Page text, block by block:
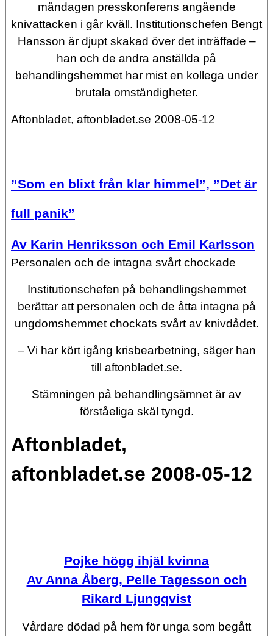
måndagen presskonferens angående
knivattacken i går kväll. Institutionschefen Bengt
Hansson är djupt skakad över det inträffade –
han och de andra anställda på
behandlingshemmet har mist en kollega under
brutala omständigheter.
Aftonbladet, aftonbladet.se 2008-05-12
”Som en blixt från klar himmel”, ”Det är
full panik”
Av Karin Henriksson och Emil Karlsson
Personalen och de intagna svårt chockade
Institutionschefen på behandlingshemmet
berättar att personalen och de åtta intagna på
ungdomshemmet chockats svårt av knivdådet.
– Vi har kört igång krisbearbetning, säger han
till aftonbladet.se.
Stämningen på behandlingsämnet är av
förståeliga skäl tyngd.
Aftonbladet,
aftonbladet.se 2008-05-12
Pojke högg ihjäl kvinna
Av Anna Åberg, Pelle Tagesson och
Rikard Ljungqvist
Vårdare dödad på hem för unga som begått